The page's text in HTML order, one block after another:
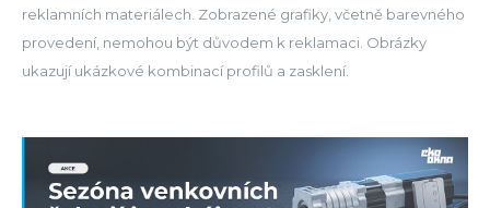
reklamních materiálech. Zobrazené grafiky, včetně barevného
provedení, nemohou být důvodem k reklamaci. Obrázky
ukazují ukázkové kombinací profilů a zasklení.